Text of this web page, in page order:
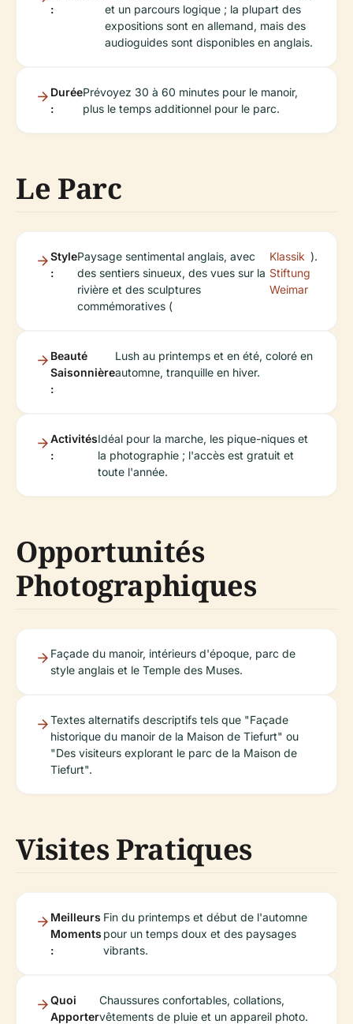
:
et un parcours logique ; la plupart des
expositions sont en allemand, mais des
audioguides sont disponibles en anglais.
Durée
:
Prévoyez 30 à 60 minutes pour le manoir,
plus le temps additionnel pour le parc.
Le Parc
Style
:
Paysage sentimental anglais, avec
des sentiers sinueux, des vues sur la
rivière et des sculptures
commémoratives (
Klassik
Stiftung
Weimar
).
Beauté
Saisonnière
:
Lush au printemps et en été, coloré en
automne, tranquille en hiver.
Activités
:
Idéal pour la marche, les pique-niques et
la photographie ; l'accès est gratuit et
toute l'année.
Opportunités
Photographiques
Façade du manoir, intérieurs d'époque, parc de
style anglais et le Temple des Muses.
Textes alternatifs descriptifs tels que "Façade
historique du manoir de la Maison de Tiefurt" ou
"Des visiteurs explorant le parc de la Maison de
Tiefurt".
Visites Pratiques
Meilleurs
Moments
:
Fin du printemps et début de l'automne
pour un temps doux et des paysages
vibrants.
Quoi
Apporter
Chaussures confortables, collations,
vêtements de pluie et un appareil photo.